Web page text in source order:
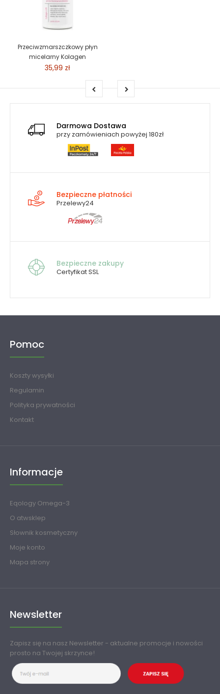
Przeciwzmarszczkowy płyn
micelarny Kolagen
35,99 zł
Darmowa Dostawa
przy zamówieniach powyżej 180zł
Bezpieczne płatności
Przelewy24
Bezpieczne zakupy
Certyfikat SSL
Pomoc
Koszty wysyłki
Regulamin
Polityka prywatności
Kontakt
Informacje
Eqology Omega-3
O atwsklep
Słownik kosmetyczny
Moje konto
Mapa strony
Newsletter
Zapisz się na nasz Newsletter - aktualne promocje i nowości
prosto na Twojej skrzynce!